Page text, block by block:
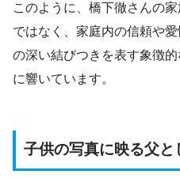
このように、橋下徹さんの
ではなく、家庭内の信頼や
の深い結びつきを表す象徴
に響いています。
子供の写真に映る父と